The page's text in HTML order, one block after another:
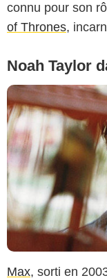
connu pour son
of Thrones,
Noah Taylor
Max, sorti en